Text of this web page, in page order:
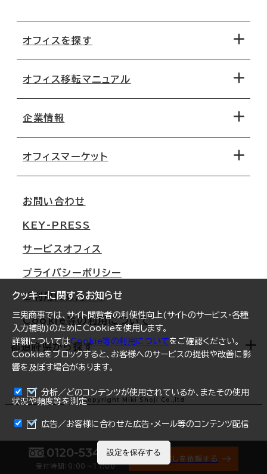
まとめて資料請求
0120-534-011
受付時間：9:00〜17:00
オフィス探しを依頼する
クッキーに関するお知らせ
三鬼商事では、サイト閲覧者の利便性向上(サイトのサービス・各種
入力補助)のためにCookieを使用します。
詳細についてはCookie等の利用についてをご確認ください。
Cookieをブロックすると、お客様へのサービスの提供や改善に影
響を及ぼす場合があります。
分析／どのコンテンツが使用されているか、またその使用
状況や頻度等を測定
広告／お客様に合わせた広告・メール等のコンテンツ配信
設定を保存する
オフィスを探す
地図から探す
路線・駅から探す
オフィス移転マニュアル
移転コストシミュレーション
移転スケジュール
オフィス移転Q&A
企業情報
オフィスマーケット
大阪
名古屋
札幌
仙台
横浜
福岡
オフィスリポート
ログイン
お問い合わせ
KEY-PRESS
サービスオフィス
プライバシーポリシー
ご利用にあたって
Cookie等の利用について
都道府県から探す
北海道
青森県
宮城県
Copyright Miki Shoji Co.,ltd